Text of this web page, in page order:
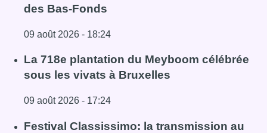
des Bas-Fonds
09 août 2026 - 18:24
Lire l'article Au Meyboom, l’hommage aux
La 718e plantation du Meyboom célébrée
sous les vivats à Bruxelles
09 août 2026 - 17:24
Lire l'article La 718e plantation du Meyboom célébrée
Festival Classissimo: la transmission au